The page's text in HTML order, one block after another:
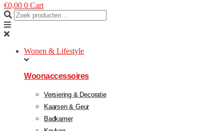
€0,00 0 Cart
Wonen & Lifestyle
Woonaccessoires
Versiering & Decoratie
Kaarsen & Geur
Badkamer